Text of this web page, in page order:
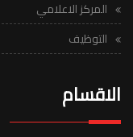
المركز الاعلامي
التوظيف
الاقسام